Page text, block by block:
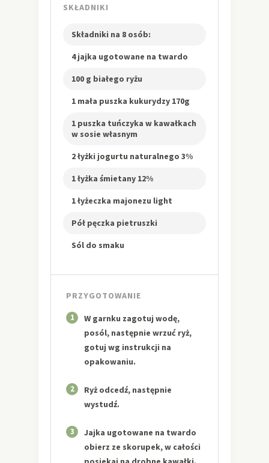
SKŁADNIKI
Składniki na 8 osób:
4 jajka ugotowane na twardo
100 g białego ryżu
1 mała puszka kukurydzy 170g
1 puszka tuńczyka w kawałkach
w sosie własnym
2 łyżki jogurtu naturalnego 3%
1 łyżka śmietany 12%
1 łyżeczka majonezu light
Pół pęczka pietruszki
Sól do smaku
PRZYGOTOWANIE
1
W garnku zagotuj wodę,
posól, następnie wrzuć ryż,
gotuj wg instrukcji na
opakowaniu.
2
Ryż odcedź, następnie
wystudź.
3
Jajka ugotowane na twardo
obierz ze skorupek, w całości